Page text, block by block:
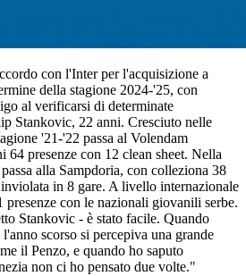
con l'Inter per l'acquisizione a
della stagione 2024-'25, con
al verificarsi di determinate
Stankovic, 22 anni. Cresciuto nelle
'21-'22 passa al Volendam
64 presenze con 12 clean sheet. Nella
alla Sampdoria, con colleziona 38
in 8 gare. A livello internazionale
presenze con le nazionali giovanili serbe.
Stankovic - è stato facile. Quando
scorso si percepiva una grande
il Penzo, e quando ho saputo
non ci ho pensato due volte."